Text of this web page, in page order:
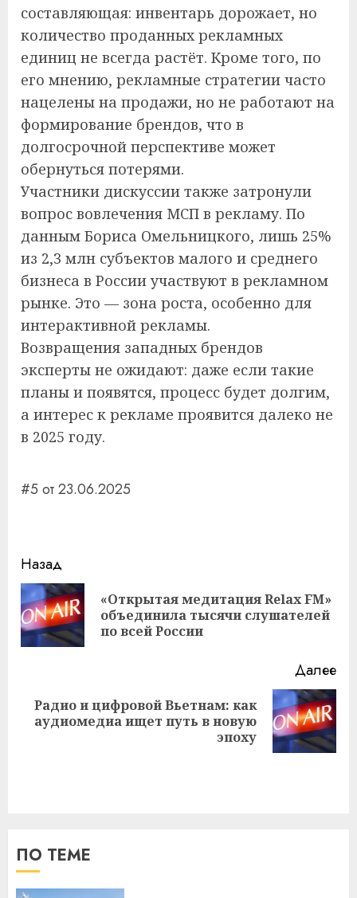
составляющая: инвентарь дорожает, но
количество проданных рекламных
единиц не всегда растёт. Кроме того, по
его мнению, рекламные стратегии часто
нацелены на продажи, но не работают на
формирование брендов, что в
долгосрочной перспективе может
обернуться потерями.
Участники дискуссии также затронули
вопрос вовлечения МСП в рекламу. По
данным Бориса Омельницкого, лишь 25%
из 2,3 млн субъектов малого и среднего
бизнеса в России участвуют в рекламном
рынке. Это — зона роста, особенно для
интерактивной рекламы.
Возвращения западных брендов
эксперты не ожидают: даже если такие
планы и появятся, процесс будет долгим,
а интерес к рекламе проявится далеко не
в 2025 году.
#5 от 23.06.2025
Навигация
записи
Назад
«Открытая медитация Relax FM»
объединила тысячи слушателей
по всей России
Далее
Следующая
Радио и цифровой Вьетнам: как
аудиомедиа ищет путь в новую
эпоху
ПО ТЕМЕ